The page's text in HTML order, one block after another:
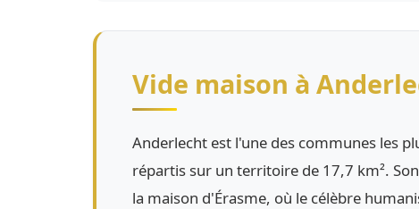
Vide maison à
Anderlecht est l'une des communes les
répartis sur un territoire de 17,7 km².
la maison d'Érasme, où le célèbre